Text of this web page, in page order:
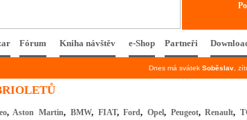
Fórum Kniha návštěv e-Shop Partneři
Dnes má svátek Soběslav ,
, Aston Martin, BMW, FIAT,Ford, Opel, Peugeot,Renault,